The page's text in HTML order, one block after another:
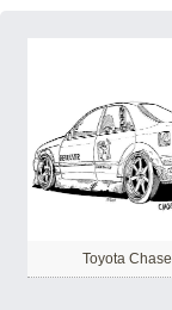
Toyota